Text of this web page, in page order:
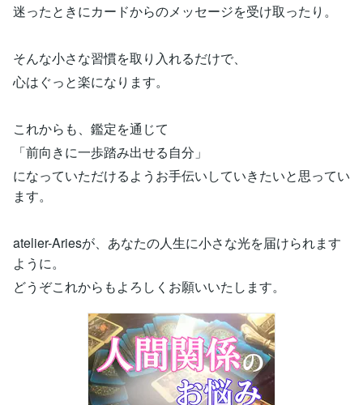
迷ったときにカードからのメッセージを受け取ったり。
そんな小さな習慣を取り入れるだけで、
心はぐっと楽になります。
これからも、鑑定を通じて
「前向きに一歩踏み出せる自分」
になっていただけるようお手伝いしていきたいと思ってい
ます。
atelier-Ariesが、あなたの人生に小さな光を届けられます
ように。
どうぞこれからもよろしくお願いいたします。